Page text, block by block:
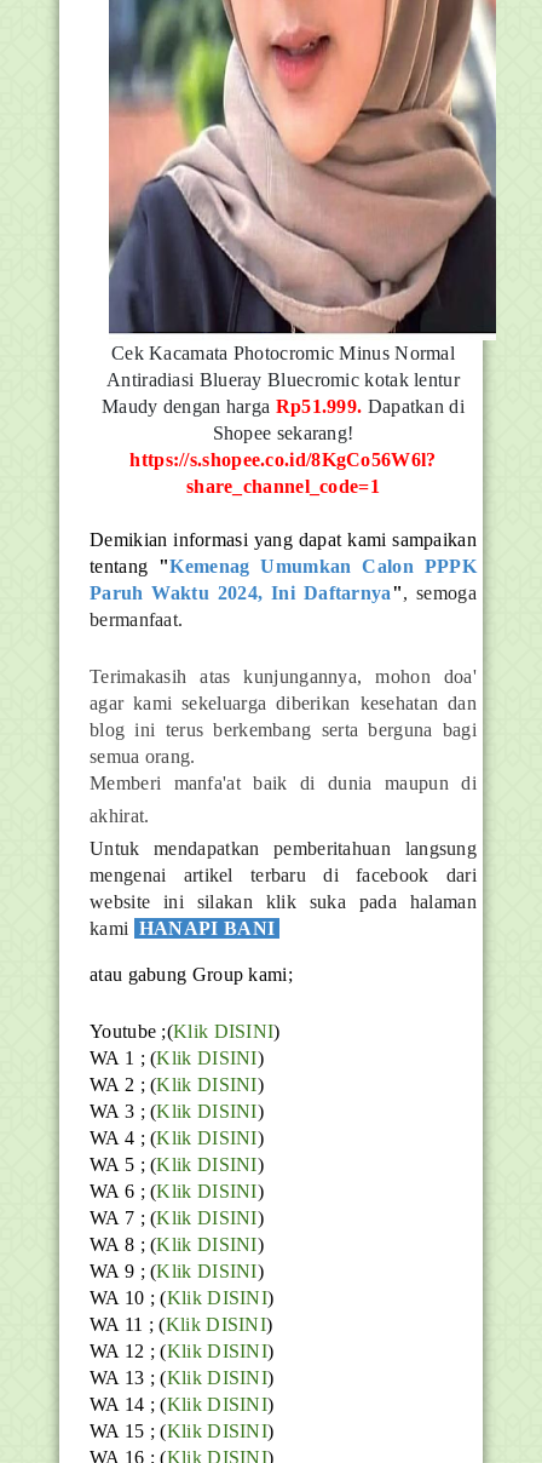
Cek Kacamata Photocromic Minus Normal
Antiradiasi Blueray Bluecromic kotak lentur
Maudy dengan harga Rp51.999. Dapatkan di
Shopee sekarang!
https://s.shopee.co.id/8KgCo56W6l?
share_channel_code=1
Demikian informasi yang dapat kami sampaikan
tentang "Kemenag Umumkan Calon PPPK
Paruh Waktu 2024, Ini Daftarnya", semoga
bermanfaat.
Terimakasih atas kunjungannya, mohon doa'
agar kami sekeluarga diberikan kesehatan dan
blog ini terus berkembang serta berguna bagi
semua orang.
Memberi manfa'at baik di dunia maupun di
akhirat.
Untuk mendapatkan pemberitahuan langsung
mengenai artikel terbaru di facebook dari
website ini silakan klik suka pada halaman
kami HANAPI BANI
atau gabung Group kami;
Youtube ;(Klik DISINI)
WA 1 ; (Klik DISINI)
WA 2 ; (Klik DISINI)
WA 3 ; (Klik DISINI)
WA 4 ; (Klik DISINI)
WA 5 ; (Klik DISINI)
WA 6 ; (Klik DISINI)
WA 7 ; (Klik DISINI)
WA 8 ; (Klik DISINI)
WA 9 ; (Klik DISINI)
WA 10 ; (Klik DISINI)
WA 11 ; (Klik DISINI)
WA 12 ; (Klik DISINI)
WA 13 ; (Klik DISINI)
WA 14 ; (Klik DISINI)
WA 15 ; (Klik DISINI)
WA 16 ; (Klik DISINI)